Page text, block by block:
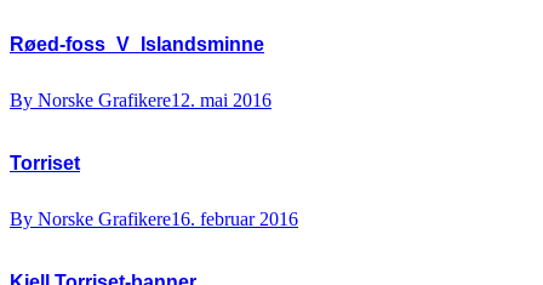
Røed-foss_V_Islandsminne
By Norske Grafikere12. mai 2016
Torriset
By Norske Grafikere16. februar 2016